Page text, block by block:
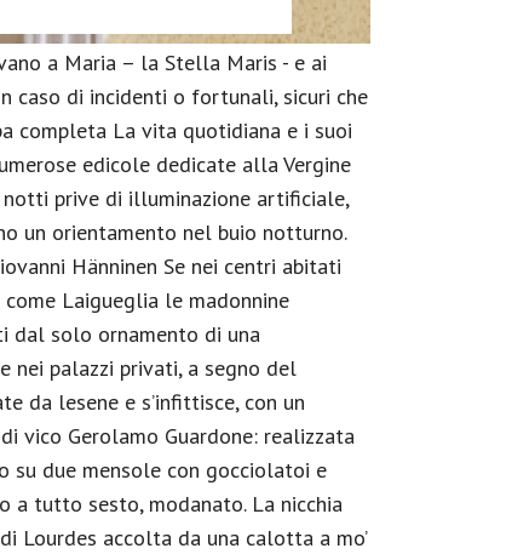
a Maria – la Stella Maris - e ai
caso di incidenti o fortunali, sicuri che
completa La vita quotidiana e i suoi
edicole dedicate alla Vergine
prive di illuminazione artificiale,
un orientamento nel buio notturno.
Hänninen Se nei centri abitati
Laigueglia le madonnine
dal solo ornamento di una
nei palazzi privati, a segno del
da lesene e s’infittisce, con un
vico Gerolamo Guardone: realizzata
su due mensole con gocciolatoi e
a tutto sesto, modanato. La nicchia
Lourdes accolta da una calotta a mo’